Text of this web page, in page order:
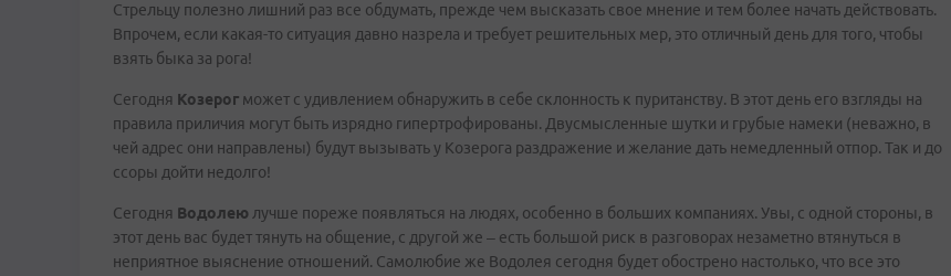
Стрельцу полезно лишний раз все обдумать, прежде чем высказать свое мнение и тем более начать действовать.
Впрочем, если какая-то ситуация давно назрела и требует решительных мер, это отличный день для того, чтобы
взять быка за рога!
Сегодня Козерог может с удивлением обнаружить в себе склонность к пуританству. В этот день его взгляды на
правила приличия могут быть изрядно гипертрофированы. Двусмысленные шутки и грубые намеки (неважно, в
чей адрес они направлены) будут вызывать у Козерога раздражение и желание дать немедленный отпор. Так и до
ссоры дойти недолго!
Сегодня Водолею лучше пореже появляться на людях, особенно в больших компаниях. Увы, с одной стороны, в
этот день вас будет тянуть на общение, с другой же – есть большой риск в разговорах незаметно втянуться в
неприятное выяснение отношений. Самолюбие же Водолея сегодня будет обострено настолько, что все это